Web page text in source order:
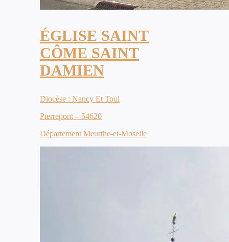
ÉGLISE SAINT
CÔME SAINT
DAMIEN
Diocèse : Nancy Et Toul
Pierrepont – 54620
Département Meurthe-et-Moselle